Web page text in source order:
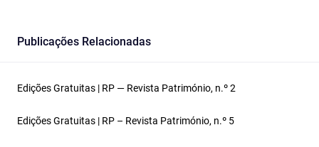
Publicações Relacionadas
Edições Gratuitas | RP — Revista Património, n.º 2
Edições Gratuitas | RP – Revista Património, n.º 5